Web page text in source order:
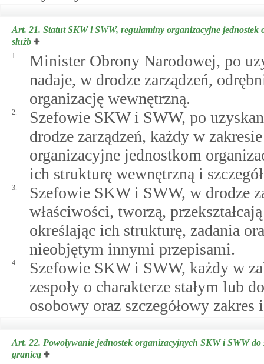
Art. 21. Statut SKW i SWW, regulaminy organizacyjne jednostek
służb
1.
Minister Obrony Narodowej, po
nadaje, w drodze zarządzeń,
organizację wewnętrzną.
2.
Szefowie SKW i SWW, po
drodze zarządzeń, każdy w
organizacyjne jednostkom
ich strukturę wewnętrzną i
3.
Szefowie SKW i SWW, w drodze
właściwości, tworzą,
określając ich strukturę, zadania
nieobjętym innymi przepisami.
4.
Szefowie SKW i SWW, każdy w
zespoły o charakterze stałym lub
osobowy oraz szczegółowy zakres
Art. 22. Powoływanie jednostek organizacyjnych SKW i SWW
granicą